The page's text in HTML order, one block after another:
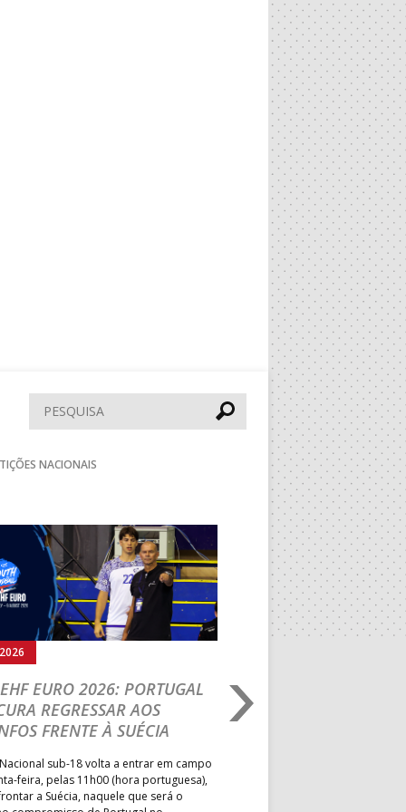
Pesquisar
NACIONAIS
EURO 2026: PORTUGAL
REGRESSAR AOS
FRENTE À SUÉCIA
sub-18 volta a entrar em campo
feira, pelas 11h00 (hora portuguesa),
a Suécia, naquele que será o
Seguinte